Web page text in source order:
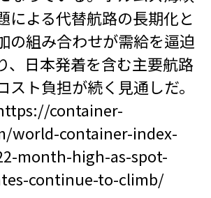
による代替航路の長期化と
の組み合わせが需給を逼迫
、日本発着を含む主要航路
スト負担が続く見通しだ。
container-
world-container-index-
month-high-as-spot-
continue-to-climb/